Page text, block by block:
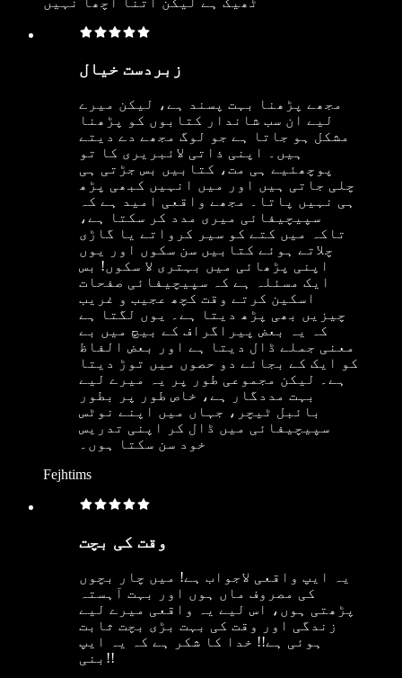
زبردست خیال
مجھے پڑھنا بہت پسند ہے، لیکن میرے
لیے ان سب شاندار کتابوں کو پڑھنا
مشکل ہو جاتا ہے جو لوگ مجھے دے دیتے
ہیں۔ اپنی ذاتی لائبریری کا تو
پوچھئیے ہی مت، کتابیں بس جڑتی ہی
چلی جاتی ہیں اور میں انہیں کبھی پڑھ
ہی نہیں پاتا۔ مجھے واقعی امید ہے کہ
سپیچیفائی میری مدد کر سکتا ہے،
تاکہ میں کتے کو سیر کرواتے یا گاڑی
چلاتے ہوئے کتابیں سن سکوں اور یوں
اپنی پڑھائی میں بہتری لا سکوں! بس
ایک مسئلہ ہے کہ سپیچیفائی صفحات
اسکین کرتے وقت کچھ عجیب و غریب
چیزیں بھی پڑھ دیتا ہے۔ یوں لگتا ہے
کہ یہ بعض پیراگراف کے بیچ میں بے
معنی جملے ڈال دیتا ہے اور بعض الفاظ
کو ایک کے بجائے دو حصوں میں توڑ دیتا
ہے۔ لیکن مجموعی طور پر یہ میرے لیے
بہت مددگار ہے، خاص طور پر بطور
بائبل ٹیچر، جہاں میں اپنے نوٹس
سپیچیفائی میں ڈال کر اپنی تدریس
خود سن سکتا ہوں۔
Fejhtims
وقت کی بچت
یہ ایپ واقعی لاجواب ہے! میں چار بچوں
کی مصروف ماں ہوں اور بہت آہستہ
پڑھتی ہوں، اس لیے یہ واقعی میرے لیے
زندگی اور وقت کی بہت بڑی بچت ثابت
ہوئی ہے!! خدا کا شکر ہے کہ یہ ایپ
بنی!!